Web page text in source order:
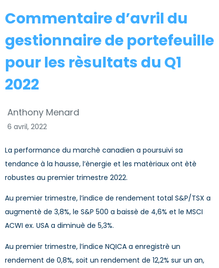
Commentaire d’avril du
gestionnaire de portefeuille
pour les rèsultats du Q1
2022
Anthony Menard
6 avril, 2022
La performance du marchè canadien a poursuivi sa
tendance à la hausse, l’ènergie et les matèriaux ont ètè
robustes au premier trimestre 2022.
Au premier trimestre, l’indice de rendement total S&P/TSX a
augmentè de 3,8%, le S&P 500 a baissè de 4,6% et le MSCI
ACWI ex. USA a diminuè de 5,3%.
Au premier trimestre, l’indice NQICA a enregistrè un
rendement de 0,8%, soit un rendement de 12,2% sur un an,